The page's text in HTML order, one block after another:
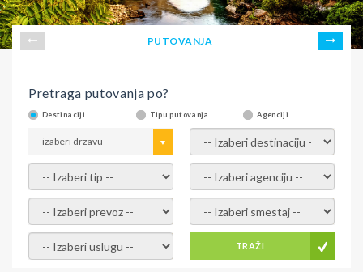
PUTOVANJA
Pretraga putovanja po?
Destinaciji Tipu putovanja Agenciji
- izaberi drzavu - - izaberi destinaciju -
- izaberi tip - - izaberi agenciju -
- izaberi prevoz - - Izaberite smestaj -
- Izaberite uslugu - TRAŽI